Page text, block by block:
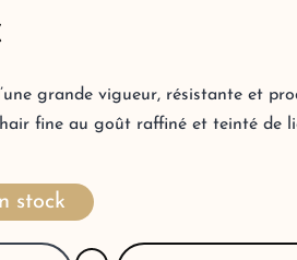
grande vigueur, résistante et
fine au goût raffiné et teinté de
stock